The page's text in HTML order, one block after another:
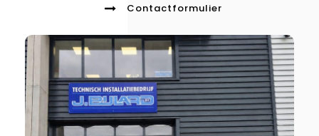
Contactformulier